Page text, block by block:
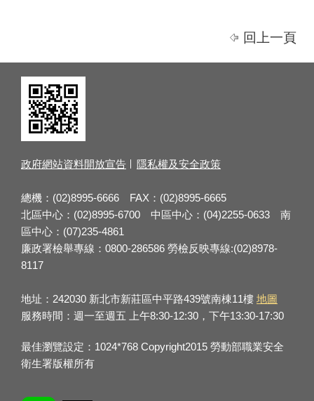
回上一頁
政府網站資料開放宣告 隱私權及安全政策
總機：(02)8995-6666 FAX：(02)8995-6665
北區中心：(02)8995-6700 中區中心：(04)2255-0633 南
區中心：(07)235-4861
廉政署檢舉專線：0800-286586 勞檢反映專線:(02)8978-
8117
地址：242030 新北市新莊區中平路439號南棟11樓 地圖
服務時間：週一至週五 上午8:30-12:30，下午13:30-17:30
最佳瀏覽設定：1024*768 Copyright2015 勞動部職業安全
衛生署版權所有